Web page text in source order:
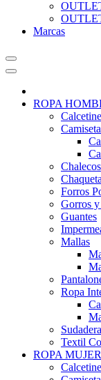
Marcas
ROPA
Chalecos
Forros
Gorros
Guantes
Mallas
Ropa
Textil
ROPA MUJER